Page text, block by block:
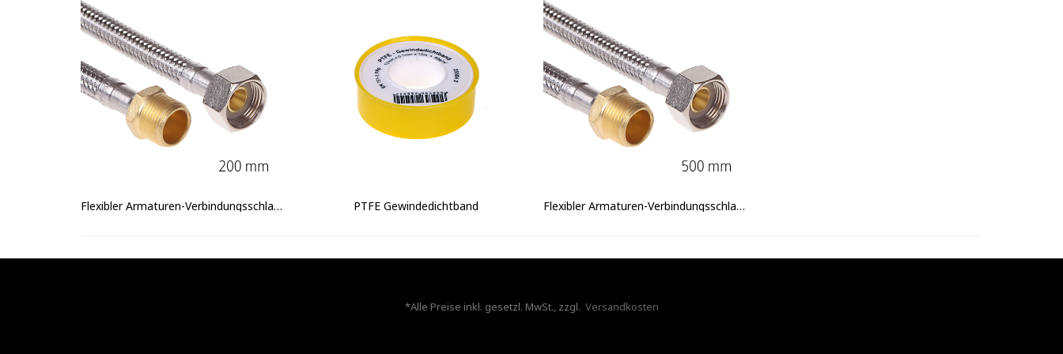
Flexibler Armaturen-Verbindungsschlauch IG/AG 3/8" x 200mm PTFE Gewindedichtband Flexibler Armaturen-Verbindungsschlauch IG/AG 3/8" x 500mm
*Alle Preise inkl. gesetzl. MwSt., zzgl. Versandkosten